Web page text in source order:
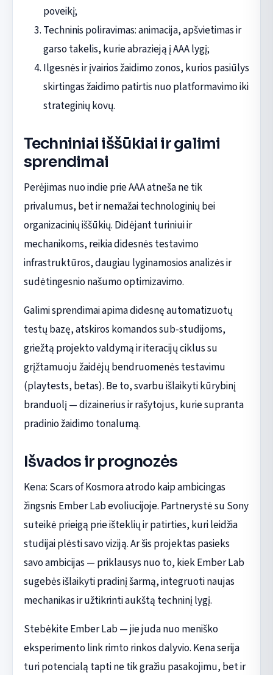
poveikį;
Techninis poliravimas: animacija, apšvietimas ir
garso takelis, kurie abrazieją į AAA lygį;
Ilgesnės ir įvairios žaidimo zonos, kurios pasiūlys
skirtingas žaidimo patirtis nuo platformavimo iki
strateginių kovų.
Techniniai iššūkiai ir galimi
sprendimai
Perėjimas nuo indie prie AAA atneša ne tik
privalumus, bet ir nemažai technologinių bei
organizacinių iššūkių. Didėjant turiniui ir
mechanikoms, reikia didesnės testavimo
infrastruktūros, daugiau lyginamosios analizės ir
sudėtingesnio našumo optimizavimo.
Galimi sprendimai apima didesnę automatizuotų
testų bazę, atskiros komandos sub-studijoms,
griežtą projekto valdymą ir iteracijų ciklus su
grįžtamuoju žaidėjų bendruomenės testavimu
(playtests, betas). Be to, svarbu išlaikyti kūrybinį
branduolį — dizainerius ir rašytojus, kurie supranta
pradinio žaidimo tonalumą.
Išvados ir prognozės
Kena: Scars of Kosmora atrodo kaip ambicingas
žingsnis Ember Lab evoliucijoje. Partnerystė su Sony
suteikė prieigą prie išteklių ir patirties, kuri leidžia
studijai plėsti savo viziją. Ar šis projektas pasieks
savo ambicijas — priklausys nuo to, kiek Ember Lab
sugebės išlaikyti pradinį šarmą, integruoti naujas
mechanikas ir užtikrinti aukštą techninį lygį.
Stebėkite Ember Lab — jie juda nuo meniško
eksperimento link rimto rinkos dalyvio. Kena serija
turi potencialą tapti ne tik gražiu pasakojimu, bet ir